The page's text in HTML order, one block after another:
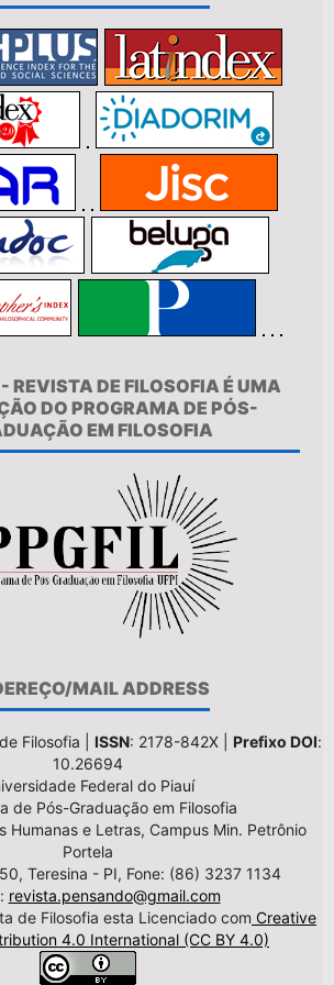
REVISTA DE FILOSOFIA É UMA
DO PROGRAMA DE PÓS-
EM FILOSOFIA
MAIL ADDRESS
Filosofia | ISSN: 2178-842X | Prefixo DOI:
10.26694
Federal do Piauí
de Pós-Graduação em Filosofia
Humanas e Letras, Campus Min. Petrônio
Portela
Teresina - PI, Fone: (86) 3237 1134
revista.pensando@gmail.com
de Filosofia esta Licenciado com Creative
4.0 International (CC BY 4.0)